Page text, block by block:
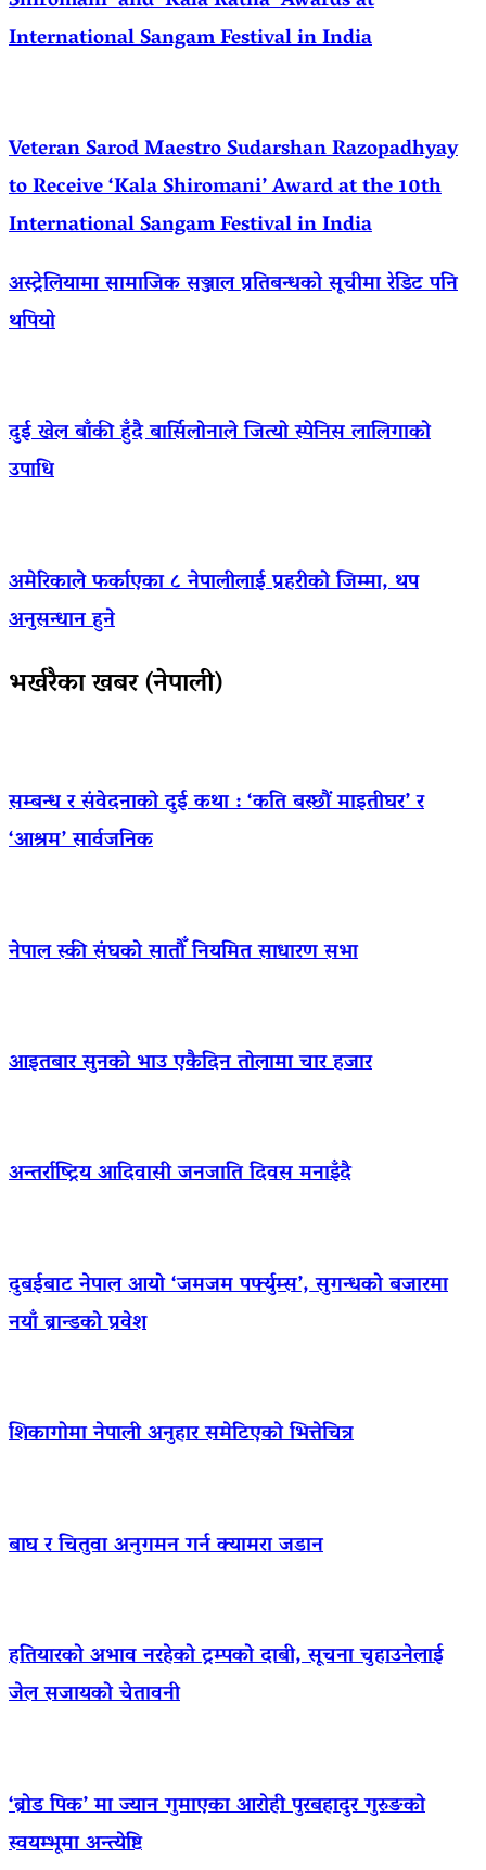
International Sangam Festival in India
Veteran Sarod Maestro Sudarshan Razopadhyay
to Receive ‘Kala Shiromani’ Award at the 10th
International Sangam Festival in India
अस्ट्रेलियामा सामाजिक सञ्जाल प्रतिबन्धको सूचीमा रेडिट पनि
थपियो
दुई खेल बाँकी हुँदै बार्सिलोनाले जित्यो स्पेनिस लालिगाको
उपाधि
अमेरिकाले फर्काएका ८ नेपालीलाई प्रहरीको जिम्मा, थप
अनुसन्धान हुने
भर्खरैका खबर (नेपाली)
सम्बन्ध र संवेदनाको दुई कथा : ‘कति बस्छौं माइतीघर’ र
‘आश्रम’ सार्वजनिक
नेपाल स्की संघको सातौँ नियमित साधारण सभा
आइतबार सुनको भाउ एकैदिन तोलामा चार हजार
अन्तर्राष्ट्रिय आदिवासी जनजाति दिवस मनाइँदै
दुबईबाट नेपाल आयो ‘जमजम पर्फ्युम्स’, सुगन्धको बजारमा
नयाँ ब्रान्डको प्रवेश
शिकागोमा नेपाली अनुहार समेटिएको भित्तेचित्र
बाघ र चितुवा अनुगमन गर्न क्यामरा जडान
हतियारको अभाव नरहेको ट्रम्पको दाबी, सूचना चुहाउनेलाई
जेल सजायको चेतावनी
‘ब्रोड पिक’ मा ज्यान गुमाएका आराेही पुरबहादुर गुरुङको
स्वयम्भूमा अन्त्येष्टि